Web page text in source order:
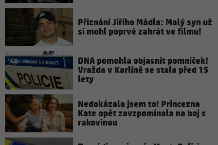
Přiznání Jiřího Mádla: Malý syn už
si mohl poprvé zahrát ve filmu!
DNA pomohla objasnit pomníček!
Vražda v Karlíně se stala před 15
lety
Nedokázala jsem to! Princezna
Kate opět zavzpomínala na boj s
rakovinou